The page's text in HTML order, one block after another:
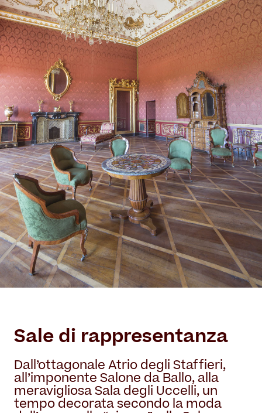
Sale di rappresentanza
Dall’ottagonale Atrio degli Staffieri,
all’imponente Salone da Ballo, alla
meravigliosa Sala degli Uccelli, un
tempo decorata secondo la moda